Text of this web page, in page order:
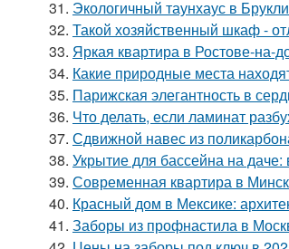
31. Экологичный таунхаус в
32. Такой хозяйственный шкаф -
33. Яркая квартира в Ростове-на-
34. Какие природные места
35. Парижская элегантность в
36. Что делать, если ламинат
37. Сдвижной навес из
38. Укрытие для бассейна на
39. Современная квартира в
40. Красный дом в Мексике:
41. Заборы из профнастила в